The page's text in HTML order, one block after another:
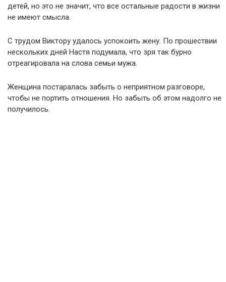
детей, но это не значит, что все остальные радости в жизни
не имеют смысла.
С трудом Виктору удалось успокоить жену. По прошествии
нескольких дней Настя подумала, что зря так бурно
отреагировала на слова семьи мужа.
Женщина постаралась забыть о неприятном разговоре,
чтобы не портить отношения. Но забыть об этом надолго не
получилось.